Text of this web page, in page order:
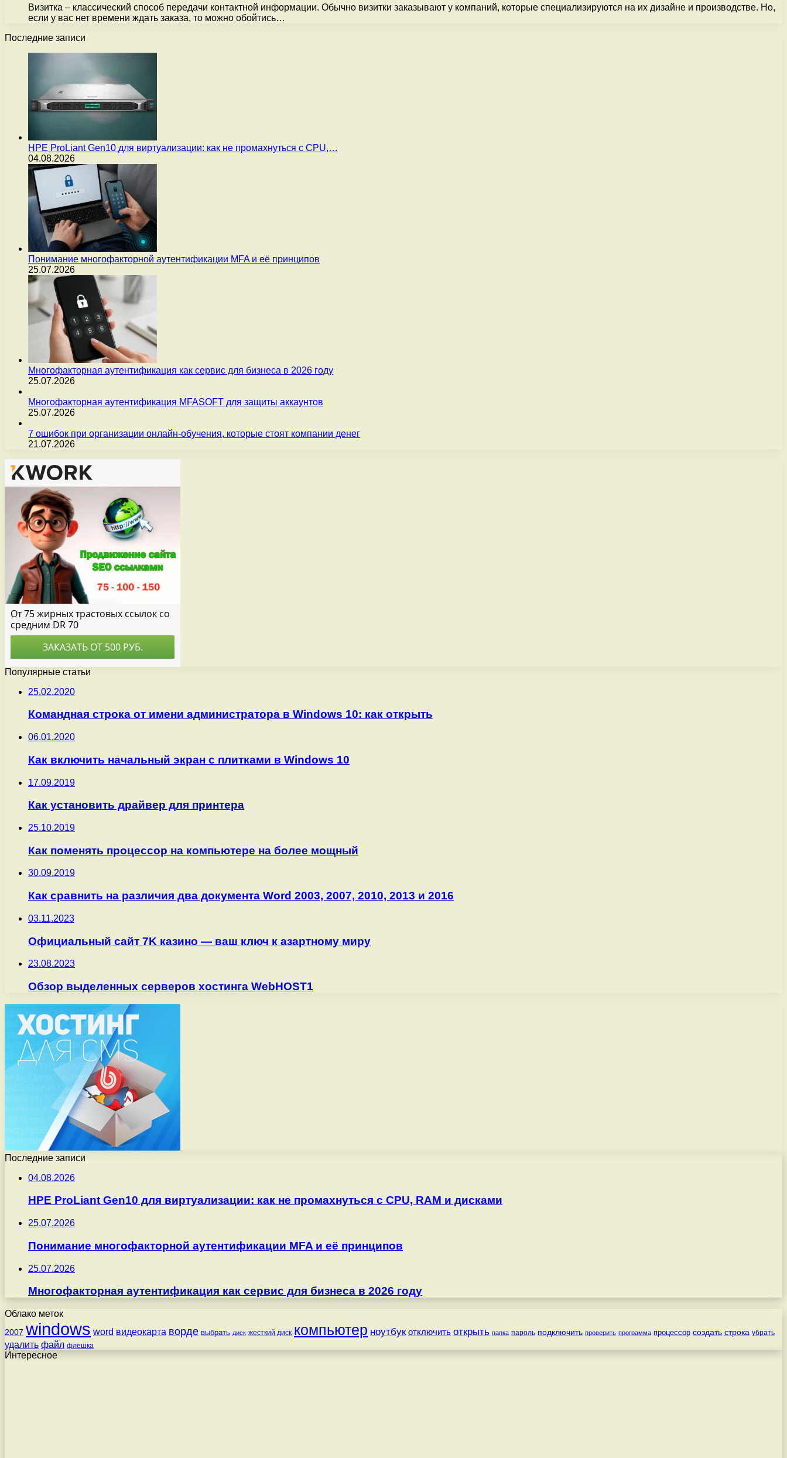
Визитка – классический способ передачи контактной информации. Обычно визитки заказывают у компаний, которые специализируются на их дизайне и производстве. Но,
если у вас нет времени ждать заказа, то можно обойтись…
Последние записи
HPE ProLiant Gen10 для виртуализации: как не промахнуться с CPU,…
04.08.2026
Понимание многофакторной аутентификации MFA и её принципов
25.07.2026
Многофакторная аутентификация как сервис для бизнеса в 2026 году
25.07.2026
Многофакторная аутентификация MFASOFT для защиты аккаунтов
25.07.2026
7 ошибок при организации онлайн-обучения, которые стоят компании денег
21.07.2026
Популярные статьи
25.02.2020
Командная строка от имени администратора в Windows 10: как открыть
06.01.2020
Как включить начальный экран с плитками в Windows 10
17.09.2019
Как установить драйвер для принтера
25.10.2019
Как поменять процессор на компьютере на более мощный
30.09.2019
Как сравнить на различия два документа Word 2003, 2007, 2010, 2013 и 2016
03.11.2023
Официальный сайт 7K казино — ваш ключ к азартному миру
23.08.2023
Обзор выделенных серверов хостинга WebHOST1
Последние записи
04.08.2026
HPE ProLiant Gen10 для виртуализации: как не промахнуться с CPU, RAM и дисками
25.07.2026
Понимание многофакторной аутентификации MFA и её принципов
25.07.2026
Многофакторная аутентификация как сервис для бизнеса в 2026 году
Облако меток
2007 windows word видеокарта ворде выбрать диск жесткий диск компьютер ноутбук отключить открыть папка пароль подключить проверить программа процессор создать строка убрать
удалить файл флешка
Интересное